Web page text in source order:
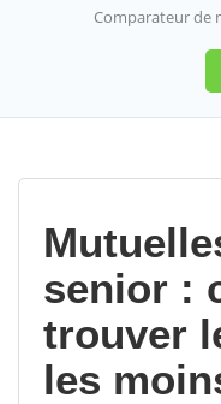
Comparateur de
senior :
trouver
les